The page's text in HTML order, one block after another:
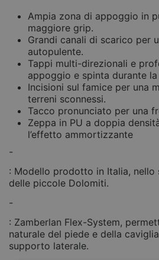
Ampia zona di appoggio in
maggiore grip.
Grandi canali di scarico per
autopulente.
Tappi multi-direzionali e
appoggio e spinta durante
Incisioni sul famice per una
terreni sconnessi.
Tacco pronunciato per una
Zeppa in PU a doppia
l’effetto ammortizzante
-
: Modello prodotto in Italia, nello
delle piccole Dolomiti.
-
: Zamberlan Flex-System,
naturale del piede e della
supporto laterale.